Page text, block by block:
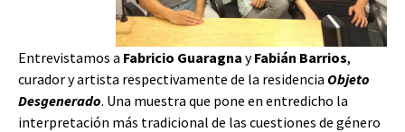
Entrevistamos a Fabricio Guaragna yFabián Barrios,
curador y artista respectivamente de la residencia Objeto
Desgenerado. Una muestra que pone en entredicho la
interpretación más tradicional de las cuestiones de género